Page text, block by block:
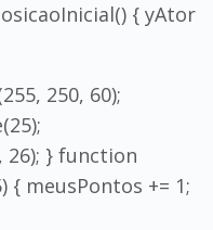
{ yAtor
250, 60);
} function
{ meusPontos += 1;